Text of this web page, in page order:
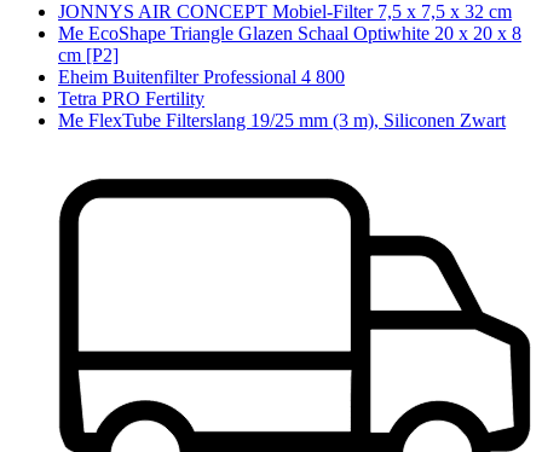
JONNYS AIR CONCEPT Mobiel-Filter 7,5 x 7,5 x 32 cm
Me EcoShape Triangle Glazen Schaal Optiwhite 20 x 20 x 8
cm [P2]
Eheim Buitenfilter Professional 4 800
Tetra PRO Fertility
Me FlexTube Filterslang 19/25 mm (3 m), Siliconen Zwart